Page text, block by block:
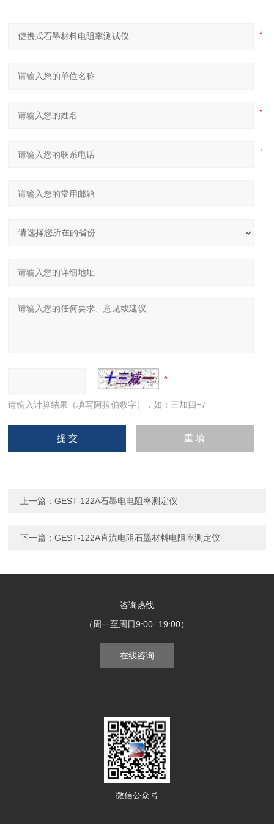
请输入计算结果（填写阿拉伯数字），如：三加四=7
上一篇：GEST-122A石墨电电阻率测定仪
下一篇：GEST-122A直流电阻石墨材料电阻率测定仪
咨询热线
（周一至周日9:00- 19:00）
在线咨询
微信公众号